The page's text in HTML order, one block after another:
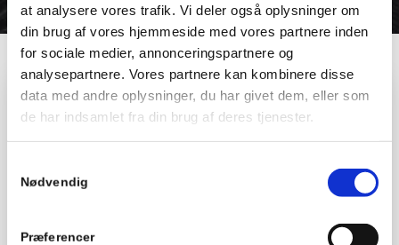
at analysere vores trafik. Vi deler også oplysninger om
din brug af vores hjemmeside med vores partnere inden
for sociale medier, annonceringspartnere og
analysepartnere. Vores partnere kan kombinere disse
data med andre oplysninger, du har givet dem, eller som
de har indsamlet fra din brug af deres tjenester.
Nødvendig
Præferencer
SKRIV TIL OS